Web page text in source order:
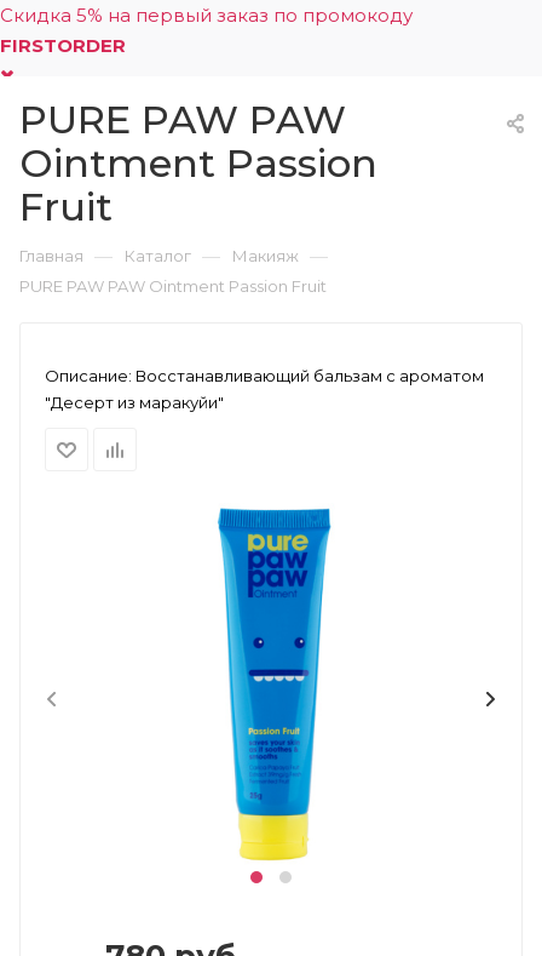
Скидка 5% на первый заказ по промокоду
FIRSTORDER
0
PURE PAW PAW
Ointment Passion
Fruit
Главная — Каталог — Макияж —
PURE PAW PAW Ointment Passion Fruit
Описание: Восстанавливающий бальзам с ароматом
"Десерт из маракуйи"